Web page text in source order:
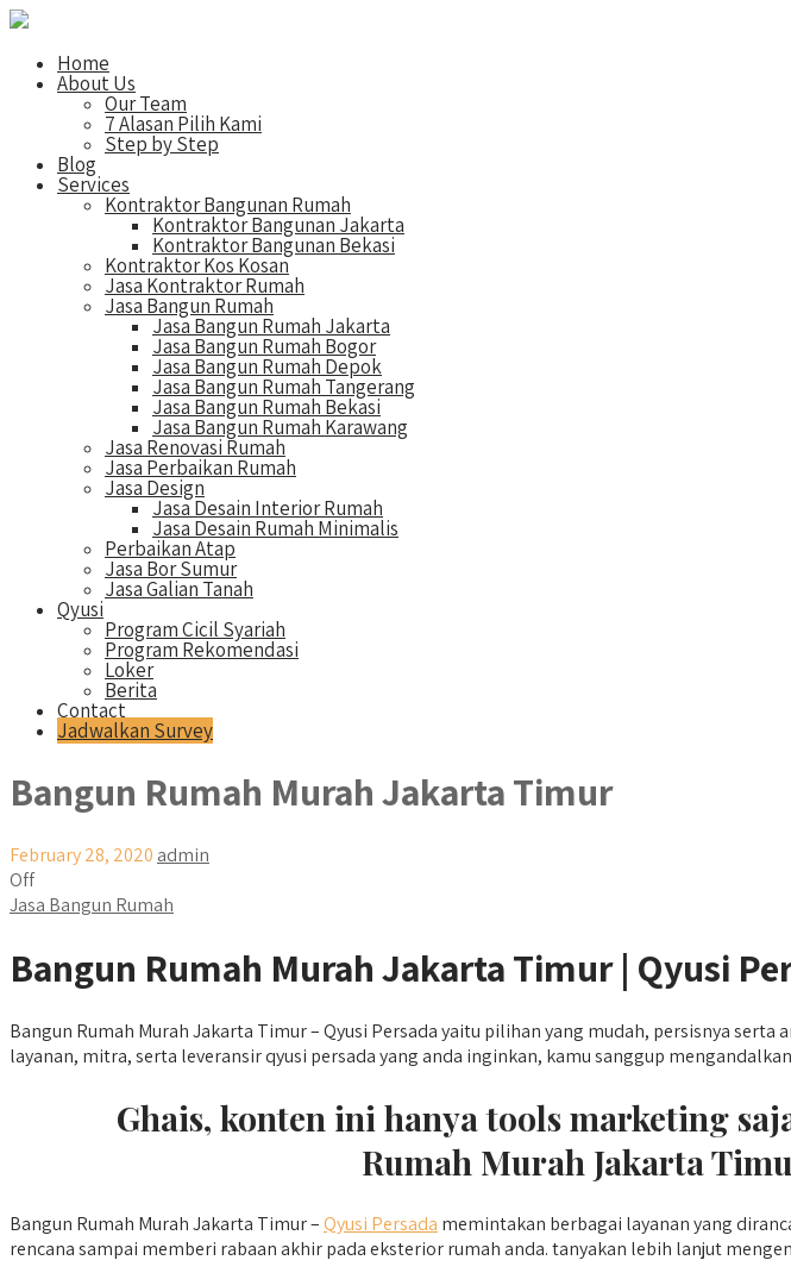
Home
About Us
Our Team
7 Alasan Pilih Kami
Step by Step
Blog
Services
Kontraktor Bangunan Rumah
Kontraktor Bangunan Jakarta
Kontraktor Bangunan Bekasi
Kontraktor Kos Kosan
Jasa Kontraktor Rumah
Jasa Bangun Rumah
Jasa Bangun Rumah Jakarta
Jasa Bangun Rumah Bogor
Jasa Bangun Rumah Depok
Jasa Bangun Rumah Tangerang
Jasa Bangun Rumah Bekasi
Jasa Bangun Rumah Karawang
Jasa Renovasi Rumah
Jasa Perbaikan Rumah
Jasa Design
Jasa Desain Interior Rumah
Jasa Desain Rumah Minimalis
Perbaikan Atap
Jasa Bor Sumur
Jasa Galian Tanah
Qyusi
Program Cicil Syariah
Program Rekomendasi
Loker
Berita
Contact
Jadwalkan Survey
Bangun Rumah Murah Jakarta Timur
February 28, 2020 admin
Off
Jasa Bangun Rumah
Bangun Rumah Murah Jakarta Timur | Qyusi
Bangun Rumah Murah Jakarta Timur – Qyusi Persada yaitu pilihan yang mudah, persisnya
layanan, mitra, serta leveransir qyusi persada yang anda inginkan, kamu sanggup
Ghais, konten ini hanya tools marketing
Rumah Murah Jakarta
Bangun Rumah Murah Jakarta Timur –Qyusi Persada memintakan berbagai layanan yang
rencana sampai memberi rabaan akhir pada eksterior rumah anda. tanyakan lebih lanjut